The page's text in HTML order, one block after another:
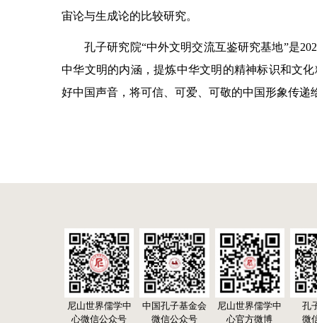
宙论与生成论的比较研究。
孔子研究院“中外文明交流互鉴研究基地”是
中华文明的内涵，提炼中华文明的精神标识和文
好中国声音，将可信、可爱、可敬的中国形象传
尼山世界儒学中
心微信公众号
中国孔子基金会
微信公众号
尼山世界儒学中
心官方微博
孔
微